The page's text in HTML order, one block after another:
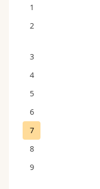
1
2
3
4
5
6
7
8
9